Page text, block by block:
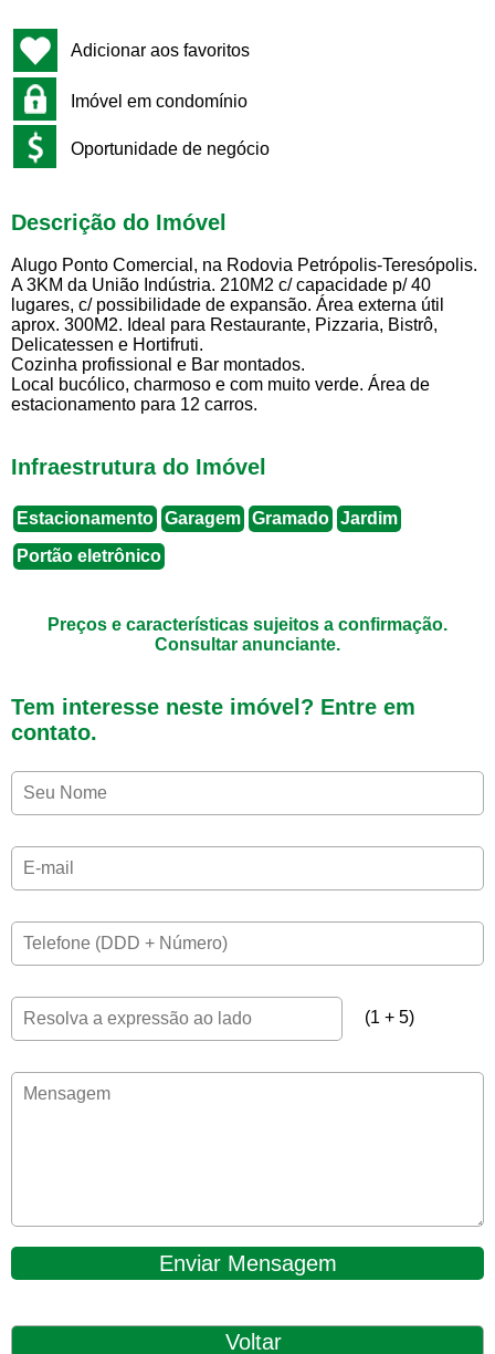
Adicionar aos favoritos
Imóvel em condomínio
Oportunidade de negócio
Descrição do Imóvel
Alugo Ponto Comercial, na Rodovia Petrópolis-Teresópolis.
A 3KM da União Indústria. 210M2 c/ capacidade p/ 40
lugares, c/ possibilidade de expansão. Área externa útil
aprox. 300M2. Ideal para Restaurante, Pizzaria, Bistrô,
Delicatessen e Hortifruti.
Cozinha profissional e Bar montados.
Local bucólico, charmoso e com muito verde. Área de
estacionamento para 12 carros.
Infraestrutura do Imóvel
Estacionamento Garagem Gramado Jardim
Portão eletrônico
Preços e características sujeitos a confirmação.
Consultar anunciante.
Tem interesse neste imóvel? Entre em
contato.
(1 + 5)
Enviar Mensagem